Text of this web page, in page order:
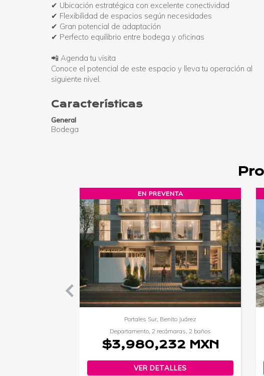
✔ Ubicación estratégica con excelente conectividad
✔ Flexibilidad de espacios según necesidades
✔ Gran potencial de adaptación
✔ Perfecto equilibrio entre bodega y oficinas
📲 Agenda tu visita
Conoce el potencial de este espacio y lleva tu operación al
siguiente nivel.
Características
General
Bodega
EN VENTA
Bosque Real, Huixquilucan
Departamento, 3 recámaras, 3 baños
$8,800,000 MXN
VER DETALLES